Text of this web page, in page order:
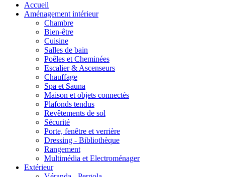
Accueil
Aménagement intérieur
Chambre
Bien-être
Cuisine
Salles de bain
Poêles et Cheminées
Escalier & Ascenseurs
Chauffage
Spa et Sauna
Maison et objets connectés
Plafonds tendus
Revêtements de sol
Sécurité
Porte, fenêtre et verrière
Dressing - Bibliothèque
Rangement
Multimédia et Electroménager
Extérieur